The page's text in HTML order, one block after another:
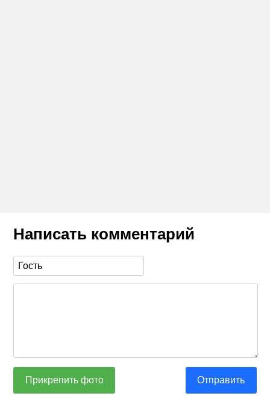
Написать комментарий
Прикрепить фото Отправить